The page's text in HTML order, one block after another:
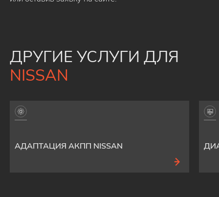
ДРУГИЕ УСЛУГИ ДЛЯ
NISSAN
АДАПТАЦИЯ АКПП NISSAN